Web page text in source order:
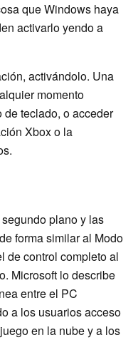
que Windows haya
activarlo yendo a
activándolo. Una
momento
de teclado, o acceder
Xbox o la
plano y las
forma similar al Modo
de control completo al
Microsoft lo describe
entre el PC
a los usuarios acceso
en la nube y a los